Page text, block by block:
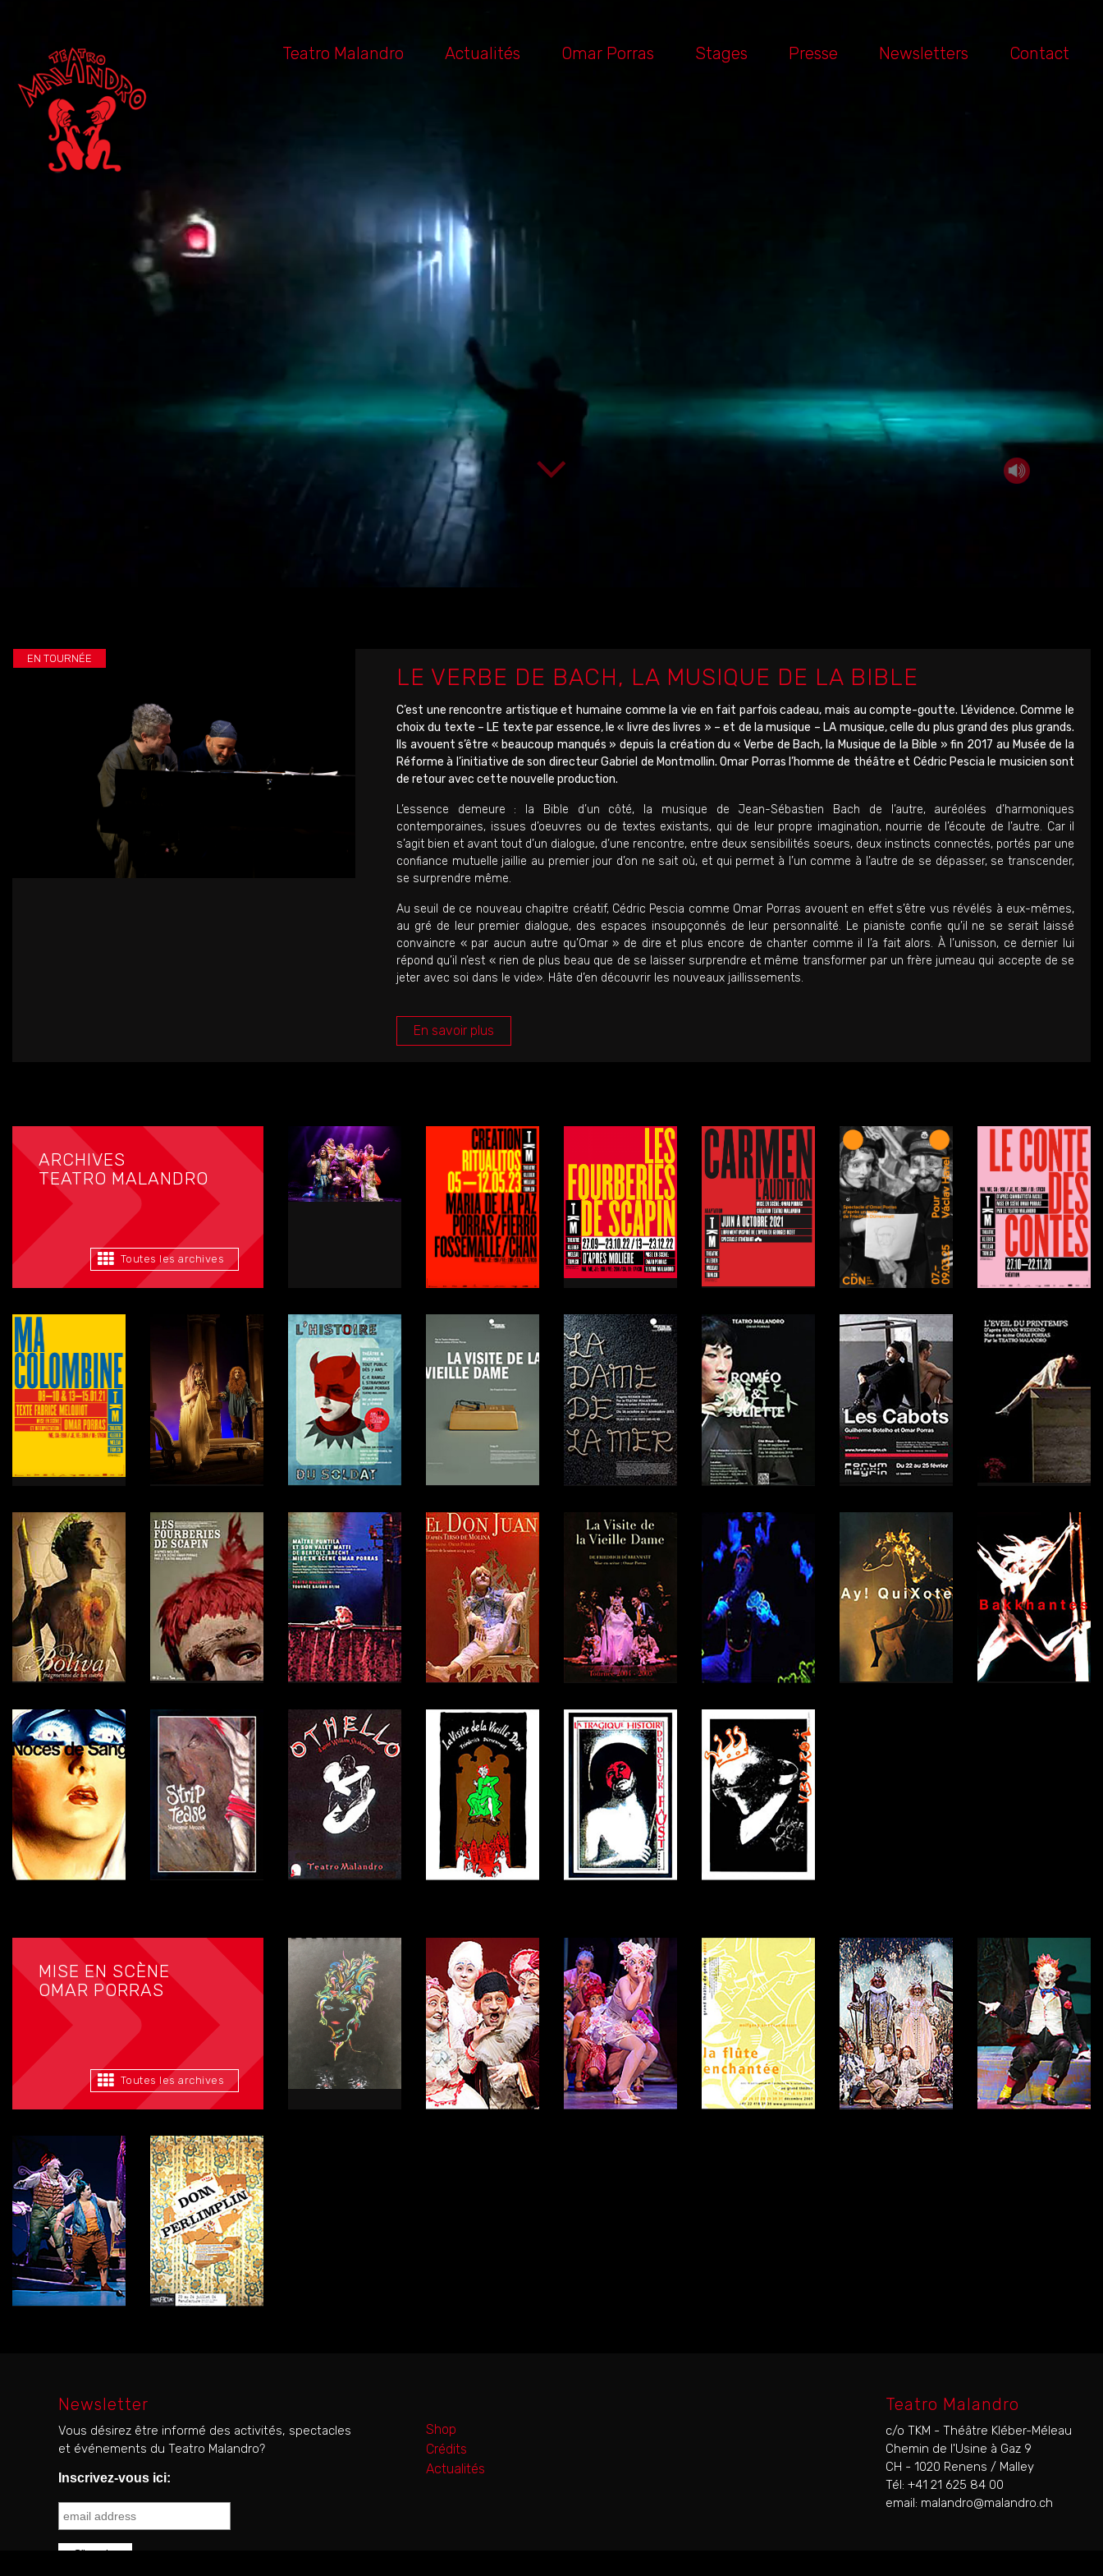
Teatro Malandro Actualités Omar Porras Stages Presse Newsletters Contact
EN TOURNÉE
LE VERBE DE BACH, LA MUSIQUE DE LA BIBLE
C’est une rencontre artistique et humaine comme la vie en fait parfois cadeau, mais au compte-goutte. L’évidence. Comme le
choix du texte – LE texte par essence, le « livre des livres » – et de la musique – LA musique, celle du plus grand des plus grands.
Ils avouent s’être « beaucoup manqués » depuis la création du « Verbe de Bach, la Musique de la Bible » fin 2017 au Musée de la
Réforme à l’initiative de son directeur Gabriel de Montmollin. Omar Porras l’homme de théâtre et Cédric Pescia le musicien sont
de retour avec cette nouvelle production.
L’essence demeure : la Bible d’un côté, la musique de Jean-Sébastien Bach de l’autre, auréolées d’harmoniques
contemporaines, issues d’oeuvres ou de textes existants, qui de leur propre imagination, nourrie de l’écoute de l’autre. Car il
s’agit bien et avant tout d’un dialogue, d’une rencontre, entre deux sensibilités soeurs, deux instincts connectés, portés par une
confiance mutuelle jaillie au premier jour d’on ne sait où, et qui permet à l’un comme à l’autre de se dépasser, se transcender,
se surprendre même.
Au seuil de ce nouveau chapitre créatif, Cédric Pescia comme Omar Porras avouent en effet s’être vus révélés à eux-mêmes,
au gré de leur premier dialogue, des espaces insoupçonnés de leur personnalité. Le pianiste confie qu’il ne se serait laissé
convaincre « par aucun autre qu’Omar » de dire et plus encore de chanter comme il l’a fait alors. À l’unisson, ce dernier lui
répond qu’il n’est « rien de plus beau que de se laisser surprendre et même transformer par un frère jumeau qui accepte de se
jeter avec soi dans le vide». Hâte d’en découvrir les nouveaux jaillissements.
En savoir plus
ARCHIVES
TEATRO MALANDRO
Toutes les archives
MISE EN SCÈNE
OMAR PORRAS
Toutes les archives
Newsletter
Vous désirez être informé des activités, spectacles
et événements du Teatro Malandro?
Inscrivez-vous ici:
Shop
Crédits
Actualités
Teatro Malandro
c/o TKM - Théâtre Kléber-Méleau
Chemin de l'Usine à Gaz 9
CH - 1020 Renens / Malley
Tél: +41 21 625 84 00
email: malandro@malandro.ch